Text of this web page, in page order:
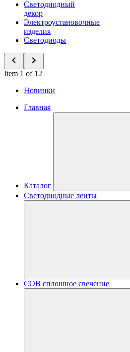
Светодиодный
декор
Электроустановочные
изделия
Светодиоды
Item 1 of 12
Новинки
Главная
Каталог
Светодиодные ленты
COB сплошное свечение